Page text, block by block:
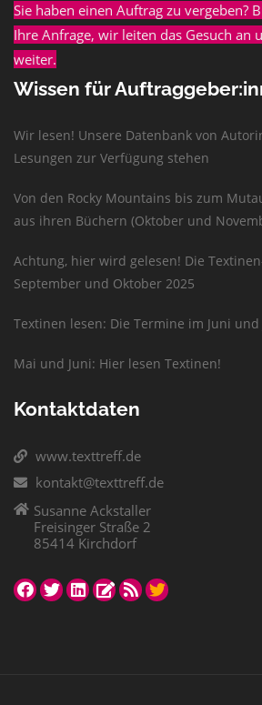
Sie haben einen Auftrag zu vergeben?
Ihre Anfrage, wir leiten das Gesuch an
weiter.
Wissen für
Wir lesen! Unsere Datenbank von
Lesungen zur Verfügung stehen
Von den Rocky Mountains bis zum
aus ihren Büchern (Oktober und
Achtung, hier wird gelesen! Die
September und Oktober 2025
Textinen lesen: Die Termine im Juni und
Mai und Juni: Hier lesen Textinen!
Kontaktdaten
www.texttreff.de
kontakt@texttreff.de
Susanne Ackstaller
Freisinger Straße 2
85414 Kirchdorf